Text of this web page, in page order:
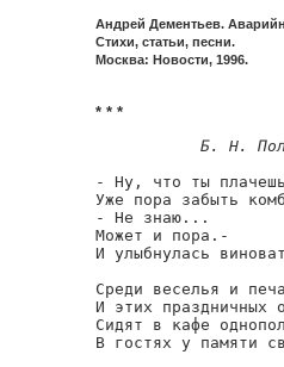
Андрей Дементьев.
Стихи, статьи, песни.
Москва: Новости, 1996.
* * *
Б. Н.
- Ну, что ты
Уже пора забыть
- Не знаю...
Может и пора.-
И улыбнулась
Среди веселья и
И этих праздничных
Сидят в кафе
В гостях у памяти